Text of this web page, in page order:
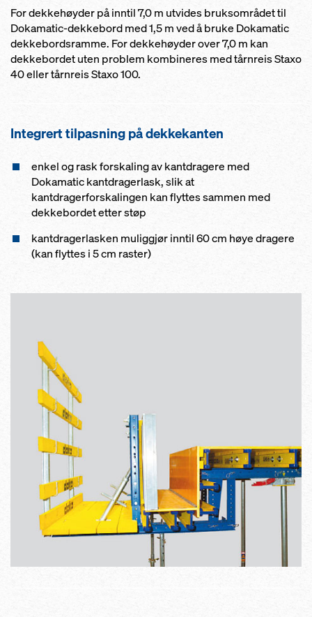
For dekkehøyder på inntil 7,0 m utvides bruksområdet til
Dokamatic-dekkebord med 1,5 m ved å bruke Dokamatic
dekkebordsramme. For dekkehøyder over 7,0 m kan
dekkebordet uten problem kombineres med tårnreis Staxo
40 eller tårnreis Staxo 100.
Integrert tilpasning på dekkekanten
enkel og rask forskaling av kantdragere med
Dokamatic kantdragerlask, slik at
kantdragerforskalingen kan flyttes sammen med
dekkebordet etter støp
kantdragerlasken muliggjør inntil 60 cm høye dragere
(kan flyttes i 5 cm raster)